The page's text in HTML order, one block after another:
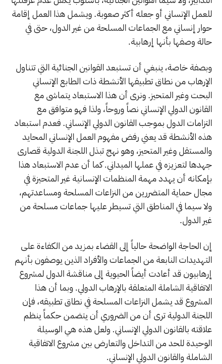
للعمل الإنساني أو جعله أكثر صعوبة. ويشمل هذا العمل إقامة
حوار إنساني مع الجماعات المسلحة من غير الدول، حتى في
حالة وصفها بأنها إرهابية.
وبصفة خاصة، ينبغي أن تستبعد القوانين الجنائية التي تتناول
الإرهاب من نطاق تطبيقها الأنشطة ذات الطابع الإنساني
البحت وغير المتحيز. ونرى أن هذا الاستبعاد يتماشى مع
القانون الدولي الإنساني نصاً وروحاً، ولذا فهو متوافق مع
التزامات الدول بموجب القانون الدولي الإنساني. فعدم استبعاد
هذه الأنشطة قد يعني رفض مفهوم العمل الإنساني المحايد
والمستقل وغير المتحيز، وهو نهج تبذل اللجنة الدولية قصارى
جهدها لتعزيزه في عملها الميداني. كما أن عدم الاستبعاد هذا
بإمكانه أن يهدد مهمة المنظمات الإنسانية غير المتحيزة في
مجال حماية المتضررين من النزاعات المسلحة ومساعدتهم،
ولا سيما في المناطق التي تسيطر عليها جماعات مسلحة من
غير الدول.
إن الحاجة الواضحة حالياً إلى القضاء بمزيد من الكفاءة على
التهديدات النابعة من الجماعات والأفراد الذين يوصفون بأنهم
إرهابيون قد أعادت أيضاً الحيوية إلى مناقشة الدول لمشروع
الاتفاقية الشاملة المتعلقة بالإرهاب الدولي. وبما أن هذا
المشروع قد يشمل النزاعات المسلحة في نطاق تطبيقه، فإن
اللجنة الدولية ترى أن من الضروري أن يتضمن حكماً ينظم
علاقته بالقانون الدولي الإنساني. ولعل هذه هي الوسيلة
الوحيدة للحد من التداخل والتعارض بين مشروع الاتفاقية
الشاملة والقانون الدولي الإنساني.